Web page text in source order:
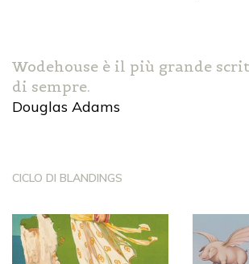
Wodehouse è il più grande
di sempre.
Douglas Adams
CICLO DI BLANDINGS